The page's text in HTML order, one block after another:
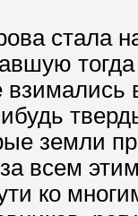
стала
земли
всем
ко